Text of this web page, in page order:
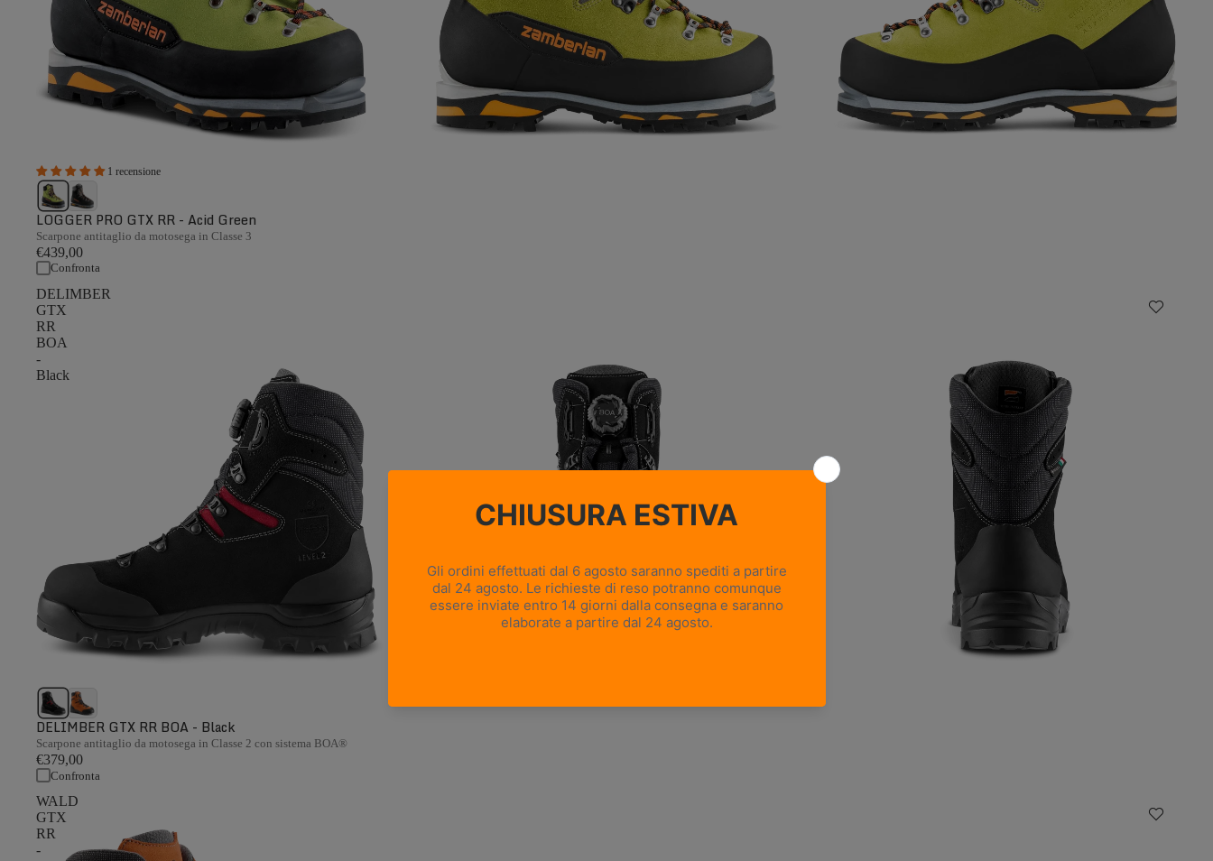
1 recensione
LOGGER PRO GTX RR - Acid Green
Scarpone antitaglio da motosega in Classe 3
€439,00
Confronta
DELIMBER
GTX
RR
BOA
-
Black
DELIMBER GTX RR BOA - Black
Scarpone antitaglio da motosega in Classe 2 con sistema BOA®
€379,00
Confronta
WALD
GTX
RR
-